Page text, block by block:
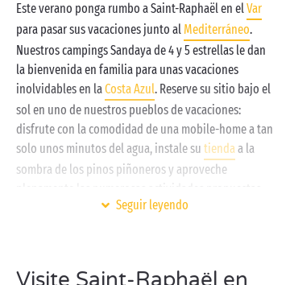
Este verano ponga rumbo a Saint-Raphaël en elVar
para pasar sus vacaciones junto al Mediterráneo.
Nuestros campings Sandaya de 4 y 5 estrellas le dan
la bienvenida en familia para unas vacaciones
inolvidables en laCosta Azul. Reserve su sitio bajo el
sol en uno de nuestros pueblos de vacaciones:
disfrute con la comodidad de una mobile-home a tan
solo unos minutos del agua, instale su tiendaa la
sombra de los pinos piñoneros y aproveche
en nuestros campings de estrellas. Parque acuático
sol radiante, cursos en compañía de nuestros
Seguir leyendo
Visite Saint-Raphaël en